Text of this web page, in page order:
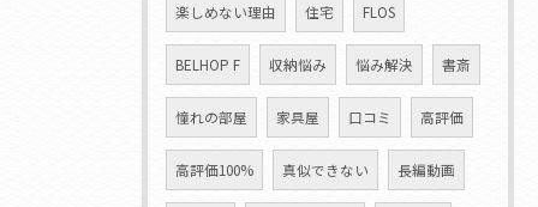
楽しめない理由 住宅 FLOS
BELHOP F 収納悩み 悩み解決 書斎
憧れの部屋 家具屋 口コミ 高評価
高評価100% 真似できない 長編動画